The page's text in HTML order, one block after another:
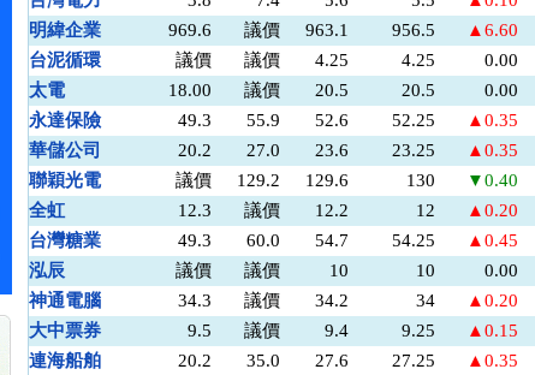
明緯企業
969.6 議價 963.1 956.5 ▲6.60
台泥循環
議價 議價 4.25 4.25 0.00
太電
18.00 議價 20.5 20.5 0.00
永達保險
49.3 55.9 52.6 52.25 ▲0.35
華儲公司
20.2 27.0 23.6 23.25 ▲0.35
聯穎光電
議價 129.2 129.6 130 ▼0.40
全虹
12.3 議價 12.2 12 ▲0.20
台灣糖業
49.3 60.0 54.7 54.25 ▲0.45
泓辰
議價 議價 10 10 0.00
神通電腦
34.3 議價 34.2 34 ▲0.20
大中票券
9.5 議價 9.4 9.25 ▲0.15
連海船舶
20.2 35.0 27.6 27.25 ▲0.35